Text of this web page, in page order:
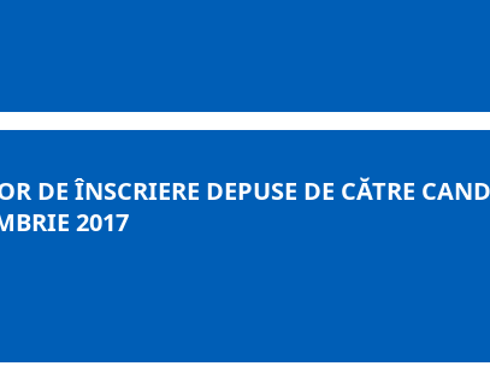
DE ÎNSCRIERE DEPUSE DE CĂTRE
2017